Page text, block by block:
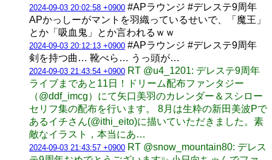
2024-09-03 20:02:58 +0900 #APラウンジ #デレステ9周年
APかっしーがマントを羽織っているせいで、「魔王」
とか「吸血鬼」とか言われるｗｗ
2024-09-03 20:12:13 +0900 #APラウンジ #デレステ9周年
剣を持つ曲… 靴べら… うっ頭が…
2024-09-03 21:43:54 +0900 RT @u4_1201: デレステ9周年
ライブまであと11日！ドリーム配布ファンタジー
（@ddf_imcg）にて矢口美羽のカレンダー＆スシロー
セリフ集の配布を行います。 8月は生粋の新田美波Pで
あるイチさん(@ithi_eito)に描いていただきました。素
敵なイラスト，本当にあ…
2024-09-03 21:43:57 +0900 RT @snow_mountain80: デレス